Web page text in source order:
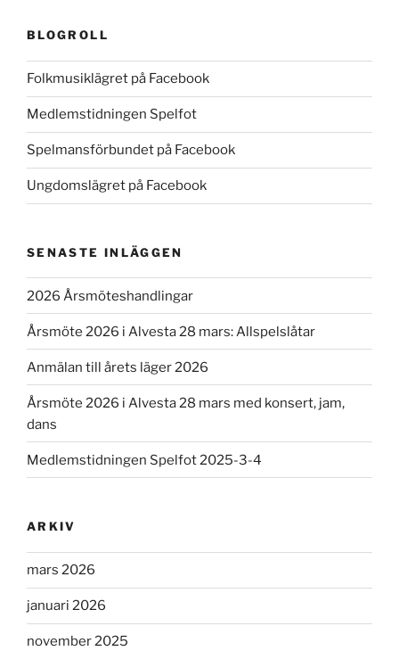
BLOGROLL
Folkmusiklägret på Facebook
Medlemstidningen Spelfot
Spelmansförbundet på Facebook
Ungdomslägret på Facebook
SENASTE INLÄGGEN
2026 Årsmöteshandlingar
Årsmöte 2026 i Alvesta 28 mars: Allspelslåtar
Anmälan till årets läger 2026
Årsmöte 2026 i Alvesta 28 mars med konsert, jam,
dans
Medlemstidningen Spelfot 2025-3-4
ARKIV
mars 2026
januari 2026
november 2025